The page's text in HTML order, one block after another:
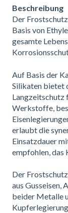
Beschreibung
Der
Basis von
gesamte
Auf Basis der
Silikaten bietet
Langzeitschutz
Werkstoffe,
erlaubt die
Einsatzdauer
empfohlen, das
Der
aus Gusseisen,
beider Metalle